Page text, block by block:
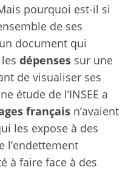
pourquoi est-il si
de ses
document qui
dépensessur une
de visualiser ses
étude de l’INSEE a
françaisn’avaient
les expose à des
l’endettement
à faire face à des